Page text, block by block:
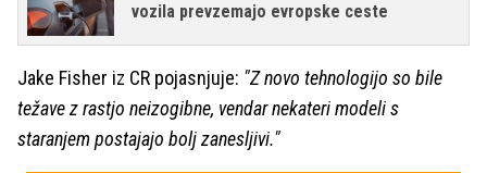
vozila prevzemajo evropske ceste
Jake Fisher iz CR pojasnjuje: "Z novo tehnologijo so bile
težave z rastjo neizogibne, vendar nekateri modeli s
staranjem postajajo bolj zanesljivi."